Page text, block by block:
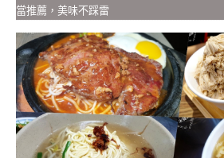
當推薦，美味不踩雷